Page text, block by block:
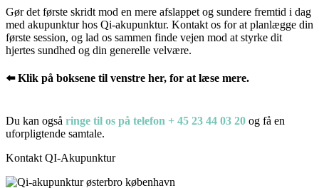
Gør det første skridt mod en mere afslappet og sundere fremtid i dag
med akupunktur hos Qi-akupunktur. Kontakt os for at planlægge din
første session, og lad os sammen finde vejen mod at styrke dit
hjertes sundhed og din generelle velvære.
⬅️ Klik på boksene til venstre her, for at læse mere.
Du kan også ringe til os på telefon + 45 23 44 03 20 og få en
uforpligtende samtale.
Kontakt QI-Akupunktur